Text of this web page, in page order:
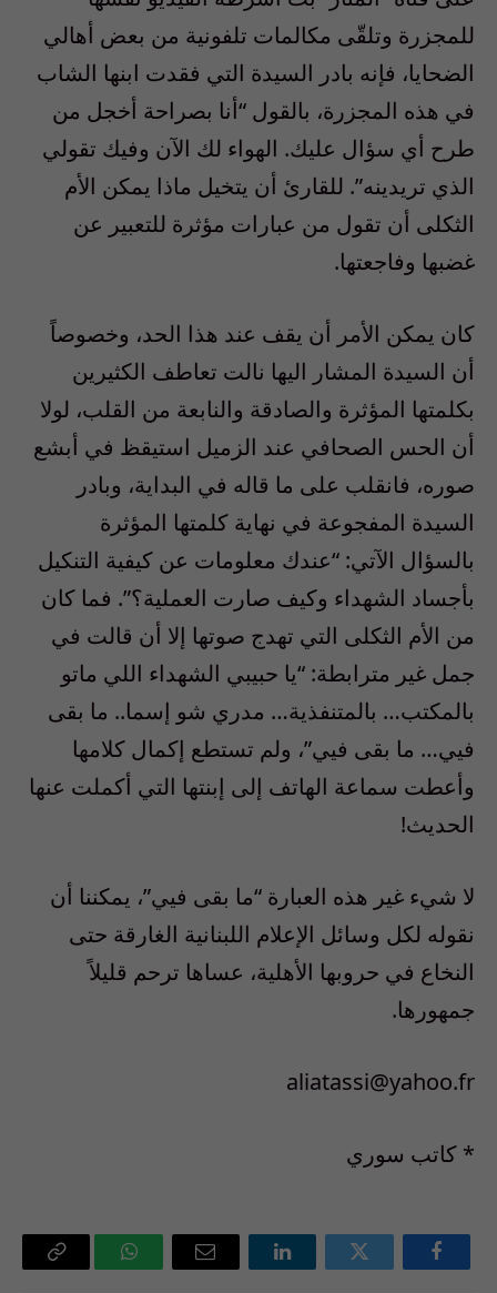
للمجزرة وتلقّى مكالمات تلفونية من بعض أهالي
الضحايا، فإنه بادر السيدة التي فقدت ابنها الشاب
في هذه المجزرة، بالقول “أنا بصراحة أخجل من
طرح أي سؤال عليك. الهواء لك الآن وفيك تقولي
الذي تريدينه”. للقارئ أن يتخيل ماذا يمكن الأم
الثكلى أن تقول من عبارات مؤثرة للتعبير عن
غضبها وفاجعتها.
كان يمكن الأمر أن يقف عند هذا الحد، وخصوصاً
أن السيدة المشار اليها نالت تعاطف الكثيرين
بكلمتها المؤثرة والصادقة والنابعة من القلب، لولا
أن الحس الصحافي عند الزميل استيقظ في أبشع
صوره، فانقلب على ما قاله في البداية، وبادر
السيدة المفجوعة في نهاية كلمتها المؤثرة
بالسؤال الآتي: “عندك معلومات عن كيفية التنكيل
بأجساد الشهداء وكيف صارت العملية؟”. فما كان
من الأم الثكلى التي تهدج صوتها إلا أن قالت في
جمل غير مترابطة: “يا حبيبي الشهداء اللي ماتو
بالمكتب… بالمتنفذية… مدري شو إسما.. ما بقى
فيي… ما بقى فيي”، ولم تستطع إكمال كلامها
وأعطت سماعة الهاتف إلى إبنتها التي أكملت عنها
الحديث!
لا شيء غير هذه العبارة “ما بقى فيي”، يمكننا أن
نقوله لكل وسائل الإعلام اللبنانية الغارقة حتى
النخاع في حروبها الأهلية، عساها ترحم قليلاً
جمهورها.
aliatassi@yahoo.fr
* كاتب سوري
فيسبوك تويتر لينكدإن
البريد
واتساب Copy